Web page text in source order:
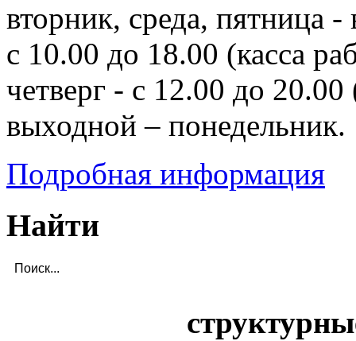
вторник, среда, пятница -
с 10.00 до 18.00 (касса
четверг - с 12.00 до
выходной – понедельник.
Подробная информация
Найти